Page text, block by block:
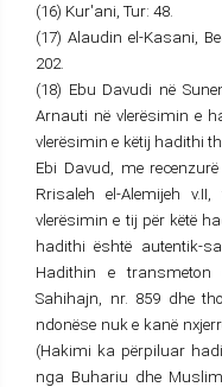
(16) Kur'ani, Tur: 48.
(17) Alaudin el-Kasani,
202.
(18) Ebu Davudi në
Arnauti në vlerësimin e
vlerësimin e këtij hadithi
Ebi Davud, me
Rrisaleh el-Alemijeh
vlerësimin e tij për këtë
hadithi është autentik-
Hadithin e transmeton
Sahihajn, nr. 859 dhe
ndonëse nuk e kanë
(Hakimi ka përpiluar
nga Buhariu dhe